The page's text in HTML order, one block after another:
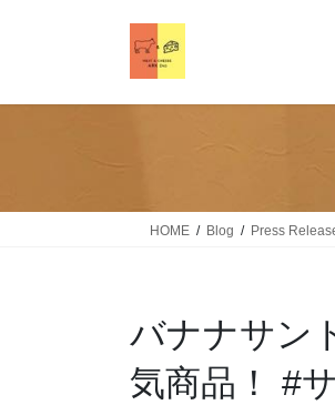
HOME Blog Press
バナナサン
気商品！ #